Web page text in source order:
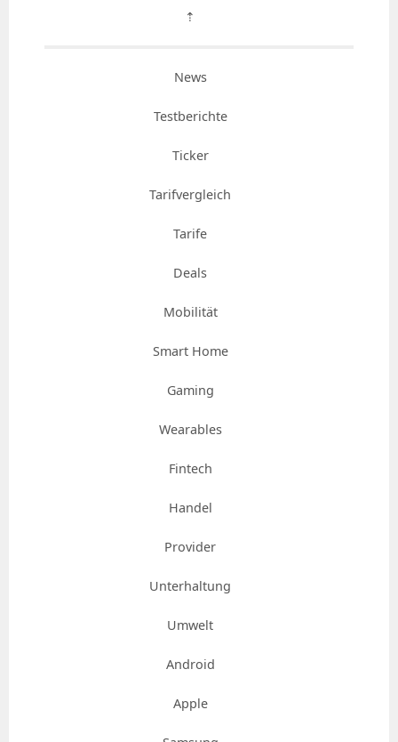
⇡
News
Testberichte
Ticker
Tarifvergleich
Tarife
Deals
Mobilität
Smart Home
Gaming
Wearables
Fintech
Handel
Provider
Unterhaltung
Umwelt
Android
Apple